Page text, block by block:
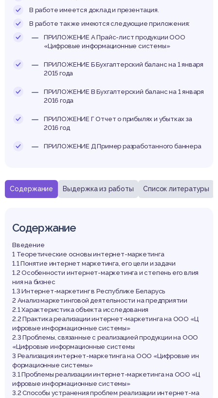
Содержание Выдержка из работы Список литературы
Содержание
Введение
1 Теоретические основы интернет-маркетинга
1.1 Понятие интернет маркетинга, его цели и задачи
1.2 Особенности интернет-маркетинга и степень его влия
ния на бизнес
1.3 Интернет-маркетинг в Республике Беларусь
2 Анализ маркетинговой деятельности на предприятии
2.1 Характеристика объекта исследования
2.2 Практика реализации интернет-маркетинга на ООО «Ц
ифровые информационные системы»
2.3 Проблемы, связанные с реализацией продукции на ООО
«Цифровые информационные системы
3 Реализация интернет-маркетинга на ООО «Цифровые ин
формационные системы»
3.1 Проблемы реализации интернет-маркетинга на ООО «Ц
ифровые информационные системы»
3.2 Способы устранения проблем реализации интернет-ма
В работе имеется доклад и презентация.
В работе также имеются следующие приложения:
ПРИЛОЖЕНИЕ А Прайс-лист продукции ООО
«Цифровые информационные системы»
ПРИЛОЖЕНИЕ Б Бухгалтерский баланс на 1 января
2015 года
ПРИЛОЖЕНИЕ В Бухгалтерский баланс на 1 января
2016 года
ПРИЛОЖЕНИЕ Г Отчет о прибылях и убытках за
2016 год
ПРИЛОЖЕНИЕ Д Пример разработанного баннера